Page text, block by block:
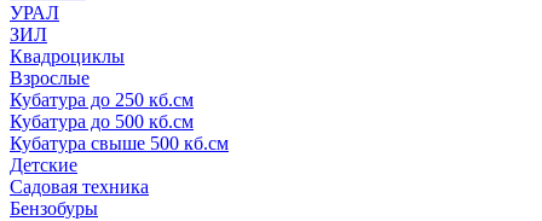
УРАЛ
ЗИЛ
Квадроциклы
Взрослые
Кубатура до 250 кб.см
Кубатура до 500 кб.см
Кубатура свыше 500 кб.см
Детские
Садовая техника
Бензобуры